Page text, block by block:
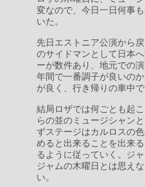
変なので、今日一日何事
いた。
先日エストニア公演から
のサイドマンとして日本
ーが数件あり、地元での
年間で一番調子が良いの
が良く、行き帰りの車中
結局ロザでは何ごとも起
らの並のミュージシャン
ずステージはカルロスの
めると出来ることを出来
るように従っていく。ジ
ジャムの木曜日とは思え
い。